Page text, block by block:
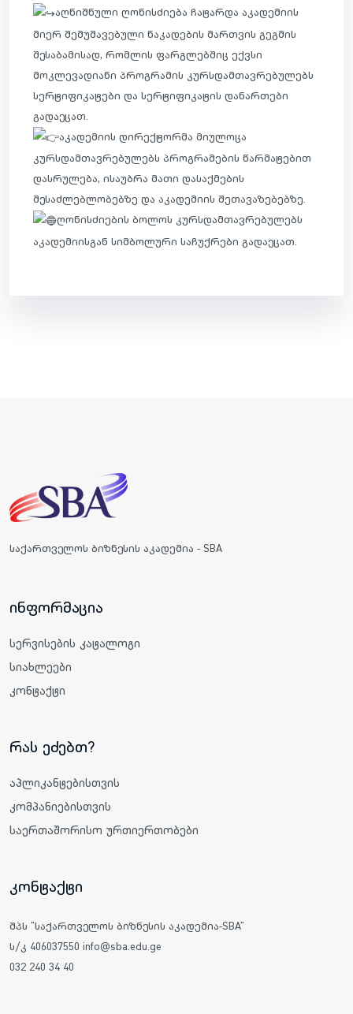
აღნიშნული ღონისძიება ჩატარდა აკადემიის
მიერ შემუშავებული ნაკადების მართვის გეგმის
შესაბამისად, რომლის ფარგლებშიც ექვსი
მოკლევადიანი პროგრამის კურსდამთავრებულებს
სერტიფიკატები და სერტიფიკატის დანართები
გადაეცათ.
აკადემიის დირექტორმა მიულოცა
კურსდამთავრებულებს პროგრამების წარმატებით
დასრულება, ისაუბრა მათი დასაქმების
შესაძლებლობებზე და აკადემიის შეთავაზებებზე.
ღონისძიების ბოლოს კურსდამთავრებულებს
აკადემიისგან სიმბოლური საჩუქრები გადაეცათ.
საქართველოს ბიზნესის აკადემია - SBA
ინფორმაცია
სერვისების კატალოგი
სიახლეები
კონტაქტი
რას ეძებთ?
აპლიკანტებისთვის
კომპანიებისთვის
საერთაშორისო ურთიერთობები
კონტაქტი
შპს "საქართველოს ბიზნესის აკადემია-SBA"
ს/კ 406037550 info@sba.edu.ge
032 240 34 40